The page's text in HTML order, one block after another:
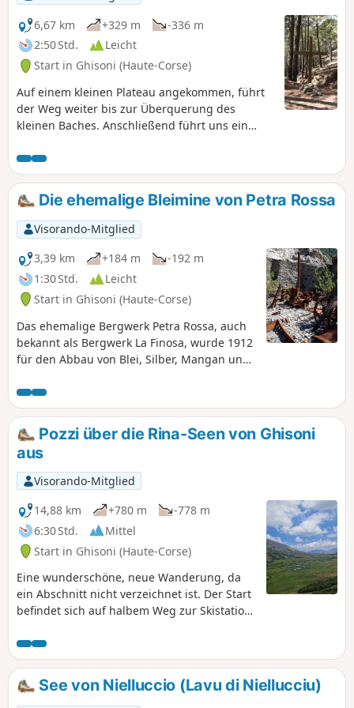
6,67 km
+329 m
-336 m
2:50 Std.
Leicht
Start in Ghisoni (Haute-Corse)
Auf einem kleinen Plateau angekommen, führt
der Weg weiter bis zur Überquerung des
kleinen Baches. Anschließend führt uns ein
einigen Wildschweinen begegnen können,
unter Kastanienbäumen hindurch bis zum Pass
Col de la Croix. Von dort aus folgen Sie dem
Weg nach rechts und entdecken das herrliche
Panorama der östlichen Ebene, des Meeres, der
Monti Renoso und Kyrie Eleison (Christe
Eleison). Der Weg führt dann wieder hinunter
zum Dorf Ghisoni.
Die ehemalige Bleimine von Petra Rossa
Visorando-Mitglied
3,39 km
+184 m
-192 m
1:30 Std.
Leicht
Start in Ghisoni (Haute-Corse)
Das ehemalige Bergwerk Petra Rossa, auch
bekannt als Bergwerk La Finosa, wurde 1912
für den Abbau von Blei, Silber, Mangan und
Weltkrieg geschlossen. Quelle: WikipediaIn
den Minen von La Finosa wurden
silberhaltiges Blei (Galena, Cerussit), Zink
(Blende) und Kupfer (Bornit) abgebaut.Der
Großteil des Abbaus in La Finosa erfolgte im
Tagebau.Die Erkundungen vor Ort
begannen in den 1910er Jahren. Quelle:
Zivilkulturerbe Ghisoni.
Pozzi über die Rina-Seen von Ghisoni
aus
Visorando-Mitglied
14,88 km
+780 m
-778 m
6:30 Std.
Mittel
Start in Ghisoni (Haute-Corse)
Eine wunderschöne, neue Wanderung, da
ein Abschnitt nicht verzeichnet ist. Der Start
befindet sich auf halbem Weg zur Skistation
auf den berühmten GR®20 führt. Dieser
Weg bietet eine große Vielfalt an
Landschaften und Vegetationen, Tannen-
und Buchenwälder, Macchia, felsige Gebiete,
See von Nielluccio (Lavu di Niellucciu)